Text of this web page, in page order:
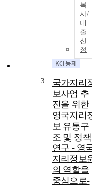
복
사/
대
출
신
청
3
국가지리
보사업 추
진을 위한
영국지리
보 유통구
조 및 정책
연구 - 영
지리정보
의 역할을
중심으로-